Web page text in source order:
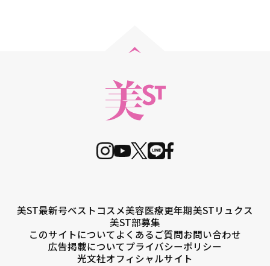
美ST最新号ベストコスメ美容医療更年期美STリュクス
美ST部募集
このサイトについてよくあるご質問お問い合わせ
広告掲載についてプライバシーポリシー
光文社オフィシャルサイト